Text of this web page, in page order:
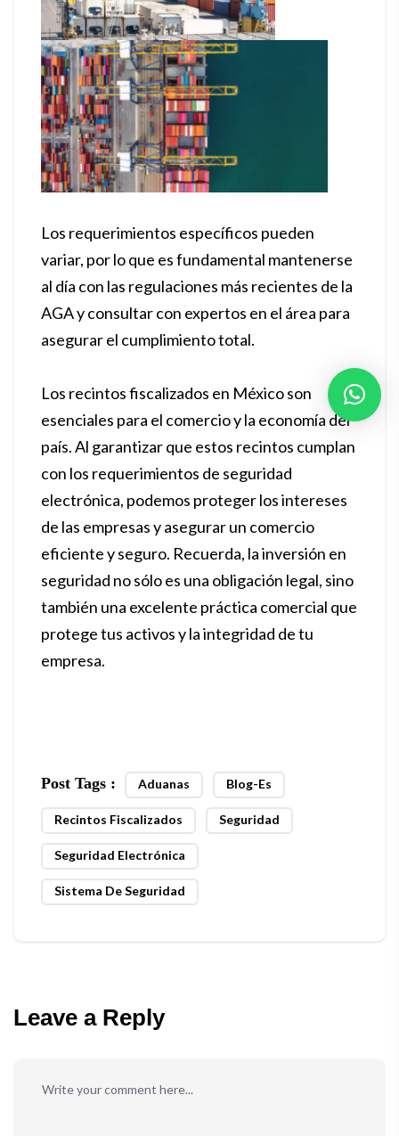
Los requerimientos específicos pueden
variar, por lo que es fundamental mantenerse
al día con las regulaciones más recientes de la
AGA y consultar con expertos en el área para
asegurar el cumplimiento total.
Los recintos fiscalizados en México son
esenciales para el comercio y la economía del
país. Al garantizar que estos recintos cumplan
con los requerimientos de seguridad
electrónica, podemos proteger los intereses
de las empresas y asegurar un comercio
eficiente y seguro. Recuerda, la inversión en
seguridad no sólo es una obligación legal, sino
también una excelente práctica comercial que
protege tus activos y la integridad de tu
empresa.
Post Tags : Aduanas Blog-Es
Recintos Fiscalizados Seguridad
Seguridad Electrónica
Sistema De Seguridad
Leave a Reply